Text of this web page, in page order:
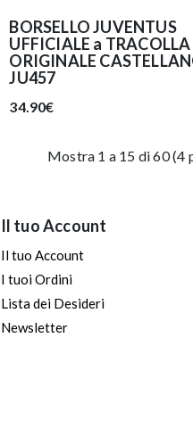
BORSELLO JUVENTUS
UFFICIALE a TRACOLLA
ORIGINALE
JU457
34.90€
Mostra 1 a 15 di 60 (4
Il tuo Account
Il tuo Account
I tuoi Ordini
Lista dei Desideri
Newsletter